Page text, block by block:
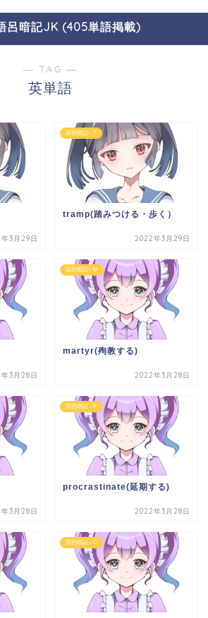
呂暗記JK (405単語掲載)
― TAG ―
英単語
3月29日
語呂暗記 - T
tramp(踏みつける・歩く）
2022年3月29日
3月28日
語呂暗記 - M
martyr(殉教する)
2022年3月28日
3月28日
語呂暗記 - P
procrastinate(延期する)
2022年3月28日
語呂暗記 - C